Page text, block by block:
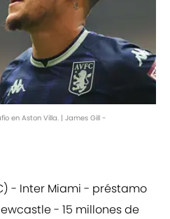
en Aston Villa. | James Gill -
- Inter Miami - préstamo
- 15 millones de